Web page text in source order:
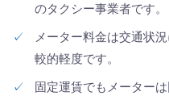
のタクシー事業者です。
✓
メーター料金は交通状
較的軽度です。
✓
固定運賃でもメーター